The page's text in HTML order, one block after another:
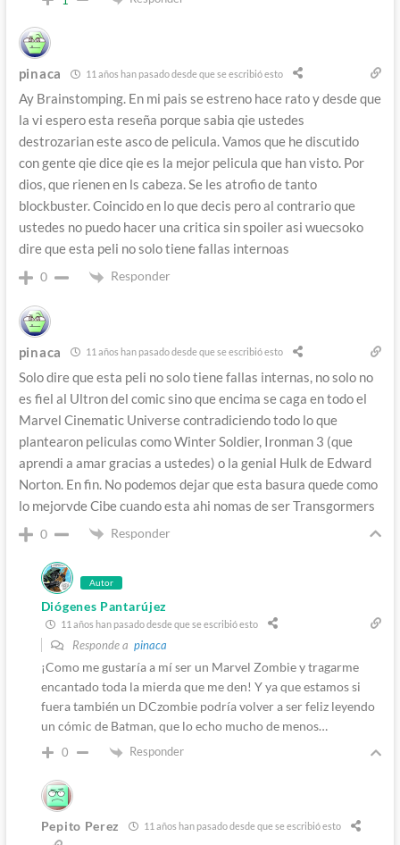
pinaca 11 años han pasado desde que se escribió esto
Ay Brainstomping. En mi pais se estreno hace rato y desde que
la vi espero esta reseña porque sabia qie ustedes
destrozarian este asco de pelicula. Vamos que he discutido
con gente qie dice qie es la mejor pelicula que han visto. Por
dios, que rienen en ls cabeza. Se les atrofio de tanto
blockbuster. Coincido en lo que decis pero al contrario que
ustedes no puedo hacer una critica sin spoiler asi wuecsoko
dire que esta peli no solo tiene fallas internoas
0 Responder
pinaca 11 años han pasado desde que se escribió esto
Solo dire que esta peli no solo tiene fallas internas, no solo no
es fiel al Ultron del comic sino que encima se caga en todo el
Marvel Cinematic Universe contradiciendo todo lo que
plantearon peliculas como Winter Soldier, Ironman 3 (que
aprendi a amar gracias a ustedes) o la genial Hulk de Edward
Norton. En fin. No podemos dejar que esta basura quede como
lo mejorvde Cibe cuando esta ahi nomas de ser Transgormers
0 Responder
Autor
Diógenes Pantarújez
11 años han pasado desde que se escribió esto
Responde a pinaca
¡Como me gustaría a mí ser un Marvel Zombie y tragarme
encantado toda la mierda que me den! Y ya que estamos si
fuera también un DCzombie podría volver a ser feliz leyendo
un cómic de Batman, que lo echo mucho de menos…
0 Responder
Pepito Perez 11 años han pasado desde que se escribió esto